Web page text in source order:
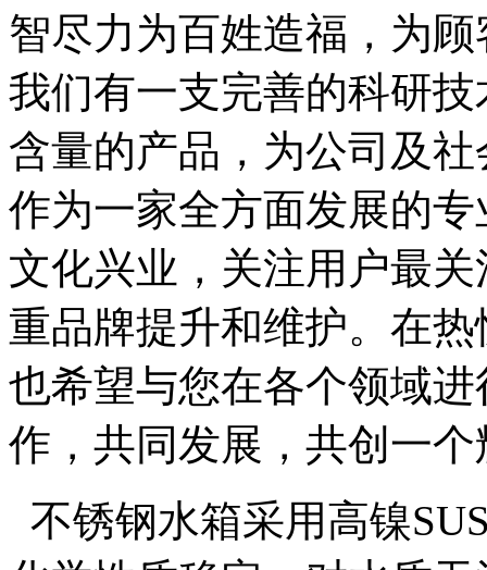
智尽力为百姓造福，为
我们有一支完善的科研
含量的产品，为公司及
作为一家全方面发展的
文化兴业，关注用户最
重品牌提升和维护。在
也希望与您在各个领域
作，共同发展，共创一
不锈钢水箱采用高镍